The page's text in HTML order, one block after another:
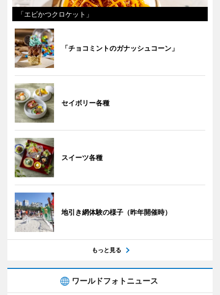
「エビかつクロケット」
「チョコミントのガナッシュコーン」
セイボリー各種
スイーツ各種
地引き網体験の様子（昨年開催時）
もっと見る
ワールドフォトニュース